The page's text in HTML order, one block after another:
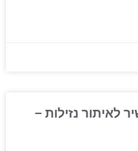
לאיתור נזילות –